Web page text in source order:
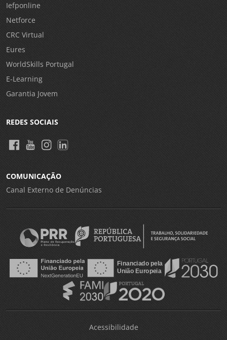
Iefponline
Netforce
CRC Virtual
Eures
WorldSkills Portugal
E-Learning
Garantia Jovem
REDES SOCIAIS
COMUNICAÇÃO
Canal Externo de Denúncias
Acessibilidade